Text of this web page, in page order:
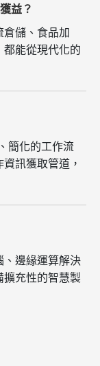
益？
儲、食品加
能從現代化的
簡化的工作流
訊獲取管道，
邊緣運算解決
擴充性的智慧製